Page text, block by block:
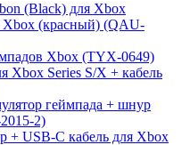
(Black) для Xbox
Xbox (красный) (QAU-
Xbox (TYX-0649)
Xbox Series S/X + кабель
геймпада + шнур
2)
+ USB-C кабель для Xbox